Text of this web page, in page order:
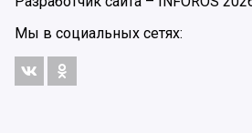
Мы в социальных сетях: